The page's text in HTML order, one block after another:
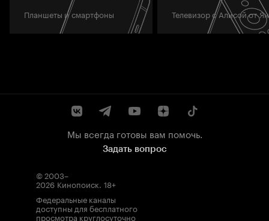
Планшеты и смартфоны Телевизор с Алисой от
Мы всегда готовы вам помочь.
Задать вопрос
© 2003–
2026 Кинопоиск. 18+
Федеральные каналы
доступны для бесплатного
просмотра круглосуточно